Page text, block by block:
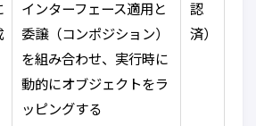
インターフェース適用と
委譲（コンポジション）
を組み合わせ、実行時に
動的にオブジェクトをラ
ッピングする
認
済）